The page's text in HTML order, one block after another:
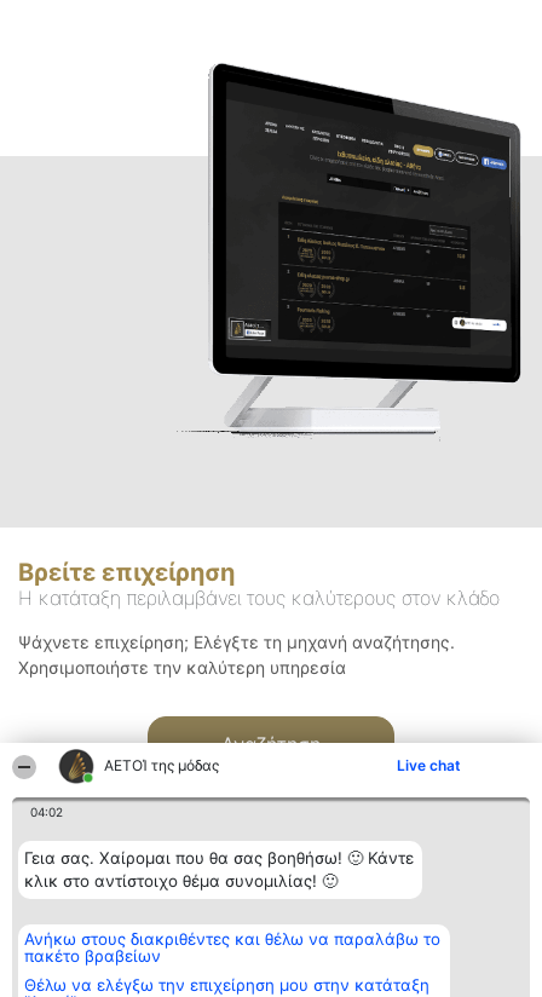
ΑΕΤΟΊ της μόδας Live chat
04:02
Γεια σας. Χαίρομαι που θα σας βοηθήσω! 🙂 Κάντε
κλικ στο αντίστοιχο θέμα συνομιλίας! 🙂
Ανήκω στους διακριθέντες και θέλω να παραλάβω το
πακέτο βραβείων
Θέλω να ελέγξω την επιχείρηση μου στην κατάταξη
Βρείτε επιχείρηση
Η κατάταξη περιλαμβάνει τους καλύτερους στον κλάδο
Ψάχνετε επιχείρηση; Ελέγξτε τη μηχανή αναζήτησης.
Χρησιμοποιήστε την καλύτερη υπηρεσία
Αναζήτηση
Διοργανωτής της
κατάταξης
BEAUTIFUL COMPANY
ΤΗΛ. ΕΠΙΚΟΙΝΩΝΙΑΣ:
Κατάταξη
Διακριθέντες
των
διακριθέντων
Επικοινωνία
Επικοινωνία